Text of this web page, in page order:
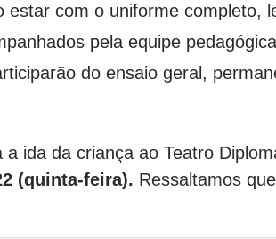
estar com o uniforme completo,
pela equipe
do ensaio geral,
a ida da criança ao Teatro
(quinta-feira). Ressaltamos